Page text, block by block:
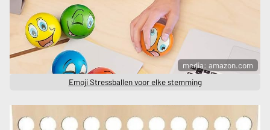
media: amazon.com
Emoji Stressballen voor elke stemming